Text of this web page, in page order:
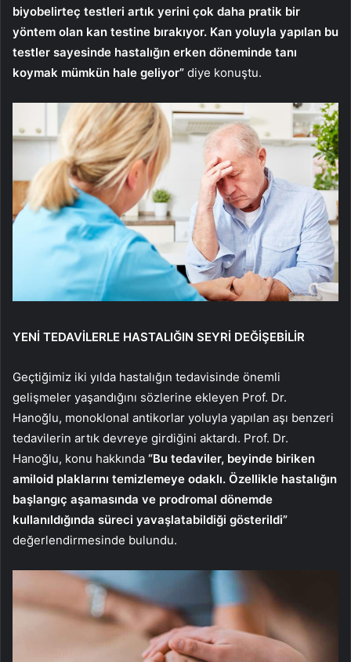
biyobelirteç testleri artık yerini çok daha pratik bir
yöntem olan kan testine bırakıyor. Kan yoluyla yapılan bu
testler sayesinde hastalığın erken döneminde tanı
koymak mümkün hale geliyor” diye konuştu.
YENİ TEDAVİLERLE HASTALIĞIN SEYRİ DEĞİŞEBİLİR
Geçtiğimiz iki yılda hastalığın tedavisinde önemli
gelişmeler yaşandığını sözlerine ekleyen Prof. Dr.
Hanoğlu, monoklonal antikorlar yoluyla yapılan aşı benzeri
tedavilerin artık devreye girdiğini aktardı. Prof. Dr.
Hanoğlu, konu hakkında “Bu tedaviler, beyinde biriken
amiloid plaklarını temizlemeye odaklı. Özellikle hastalığın
başlangıç aşamasında ve prodromal dönemde
kullanıldığında süreci yavaşlatabildiği gösterildi”
değerlendirmesinde bulundu.